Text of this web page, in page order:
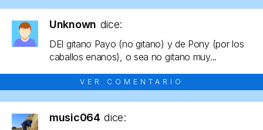
Unknown dice:
DEl gitano Payo (no gitano) y de Pony (por los
caballos enanos), o sea no gitano muy...
VER COMENTARIO
music064 dice: